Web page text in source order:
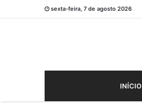
sexta-feira, 7 de agosto 2026
INÍCIO